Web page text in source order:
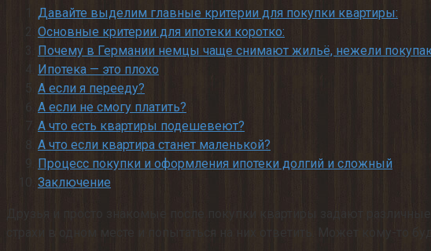
Давайте выделим главные критерии для покупки квартиры:
Основные критерии для ипотеки коротко:
Почему в Германии немцы чаще снимают жильё, нежели
Ипотека — это плохо
А если я перееду?
А если не смогу платить?
А что есть квартиры подешевеют?
А что если квартира станет маленькой?
Процесс покупки и оформления ипотеки долгий и сложный
Заключение
Друзья и просто знакомые после покупки квартиры задают
страхи в одном месте и попытаться на них ответить. Может кому-то